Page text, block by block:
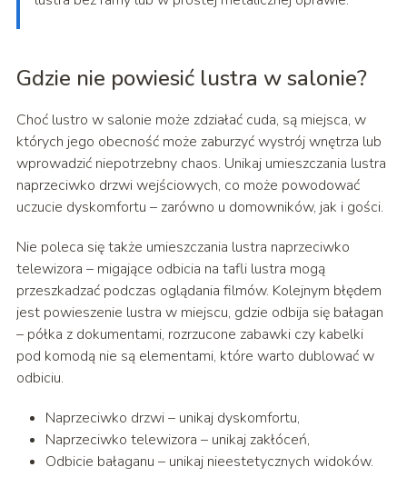
Gdzie nie powiesić lustra w salonie?
Choć lustro w salonie może zdziałać cuda, są miejsca, w
których jego obecność może zaburzyć wystrój wnętrza lub
wprowadzić niepotrzebny chaos. Unikaj umieszczania lustra
naprzeciwko drzwi wejściowych, co może powodować
uczucie dyskomfortu – zarówno u domowników, jak i gości.
Nie poleca się także umieszczania lustra naprzeciwko
telewizora – migające odbicia na tafli lustra mogą
przeszkadzać podczas oglądania filmów. Kolejnym błędem
jest powieszenie lustra w miejscu, gdzie odbija się bałagan
– półka z dokumentami, rozrzucone zabawki czy kabelki
pod komodą nie są elementami, które warto dublować w
odbiciu.
Naprzeciwko drzwi – unikaj dyskomfortu,
Naprzeciwko telewizora – unikaj zakłóceń,
Odbicie bałaganu – unikaj nieestetycznych widoków.